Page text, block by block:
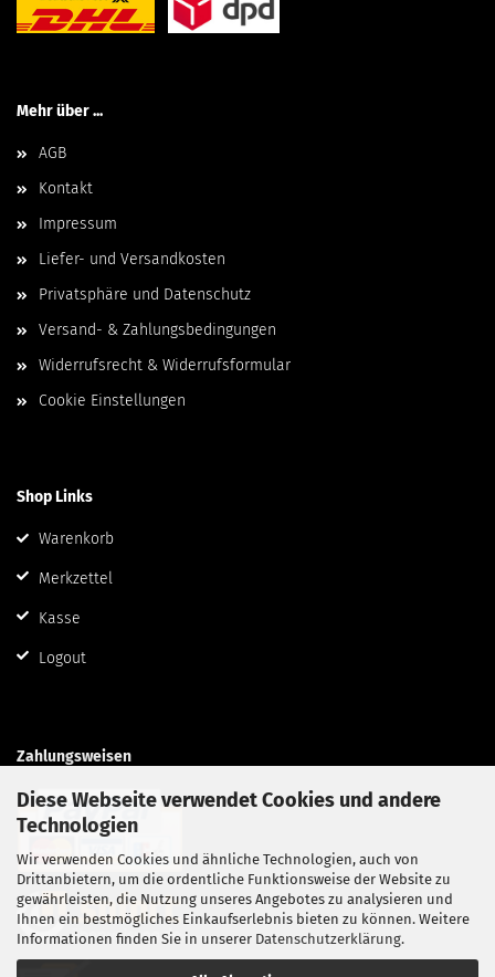
Diese Webseite verwendet Cookies und andere
Technologien
Wir verwenden Cookies und ähnliche Technologien, auch von
Drittanbietern, um die ordentliche Funktionsweise der Website zu
gewährleisten, die Nutzung unseres Angebotes zu analysieren und
Ihnen ein bestmögliches Einkaufserlebnis bieten zu können. Weitere
Informationen finden Sie in unserer Datenschutzerklärung.
Mehr über ...
AGB
Kontakt
Impressum
Liefer- und Versandkosten
Privatsphäre und Datenschutz
Versand- & Zahlungsbedingungen
Widerrufsrecht & Widerrufsformular
Cookie Einstellungen
Shop Links
Warenkorb
Merkzettel
Kasse
Logout
Zahlungsweisen